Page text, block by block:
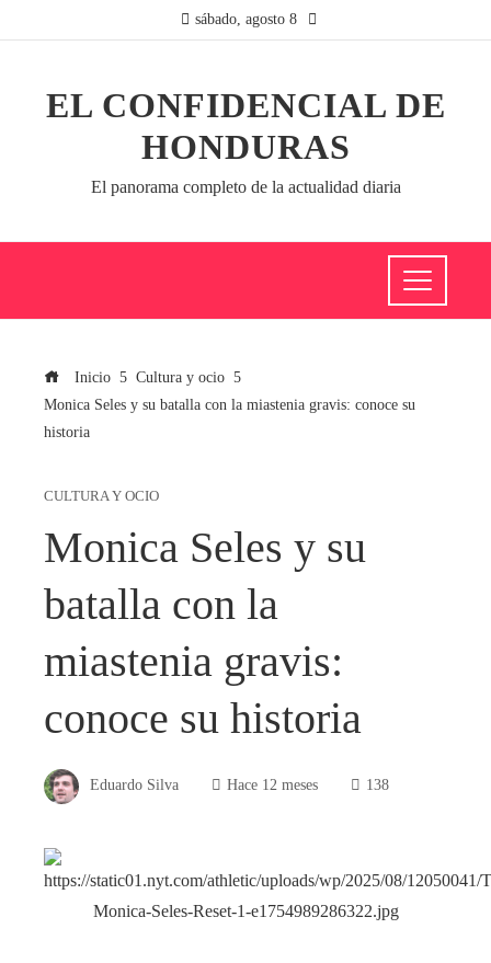
sábado, agosto 8
EL CONFIDENCIAL DE
HONDURAS
El panorama completo de la actualidad diaria
Inicio
Cultura y ocio
Monica Seles y su batalla con la miastenia gravis: conoce su
historia
CULTURA Y OCIO
Monica Seles y su
batalla con la
miastenia gravis:
conoce su historia
Eduardo Silva Hace 12 meses 138